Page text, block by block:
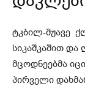
ტკბილ-მჟავე
სიკაშკაშით
მცოდნეებმა
პირველი